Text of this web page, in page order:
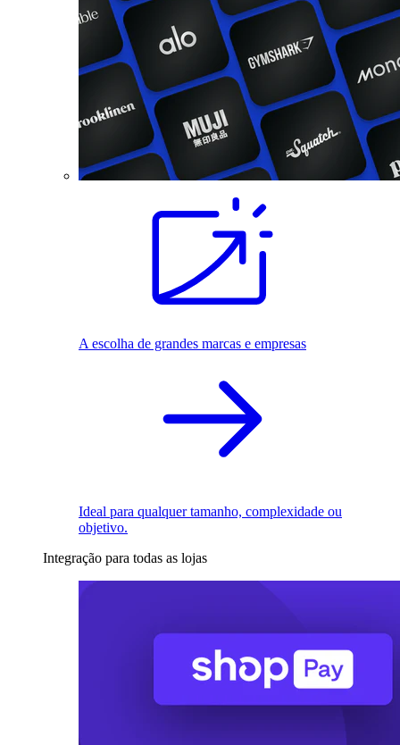
A escolha de grandes marcas e empresas
Ideal para qualquer tamanho, complexidade ou
objetivo.
Integração para todas as lojas